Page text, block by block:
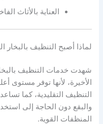
العناية بالأثاث
لماذا أصبح التنظيف بالبخار
شهدت خدمات التنظيف
الأخيرة، لأنها توفر مستوى
التنظيف التقليدية، كما
والبقع دون الحاجة إلى
المنظفات القوية.